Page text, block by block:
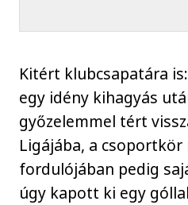
Kitért klubcsapatára
egy idény kihagyás
győzelemmel tért
Ligájába, a
fordulójában pedig
úgy kapott ki egy